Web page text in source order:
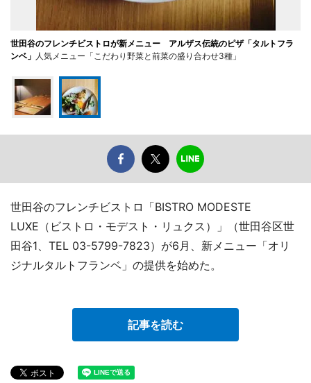
世田谷のフレンチビストロが新メニュー アルザス伝統のピザ「タルトフラ
ンベ」 人気メニュー「こだわり野菜と前菜の盛り合わせ3種」
世田谷のフレンチビストロ「BISTRO MODESTE
LUXE（ビストロ・モデスト・リュクス）」（世田谷区世
田谷1、TEL 03-5799-7823）が6月、新メニュー「オリ
ジナルタルトフランベ」の提供を始めた。
記事を読む